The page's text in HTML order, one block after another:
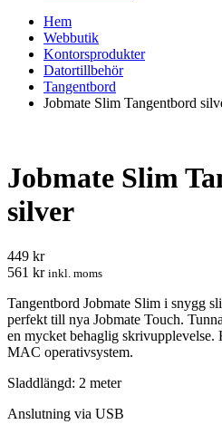
Hem
Webbutik
Kontorsprodukter
Datortillbehör
Tangentbord
Jobmate Slim Tangentbord
Jobmate Slim
silver
449 kr
561 kr inkl. moms
Tangentbord Jobmate Slim i snygg
perfekt till nya Jobmate Touch.
en mycket behaglig
MAC operativsystem.
Sladdlängd: 2 meter
Anslutning via USB